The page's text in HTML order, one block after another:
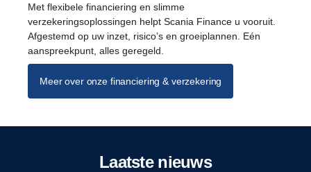
Met flexibele financiering en slimme
verzekeringsoplossingen helpt Scania Finance u vooruit.
Afgestemd op uw inzet, risico’s en groeiplannen. Eén
aanspreekpunt, alles geregeld.
Meer over onze financiering & verzekering
Laatste nieuws